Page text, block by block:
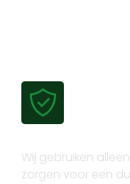
Wij gebruiken
zorgen voor een